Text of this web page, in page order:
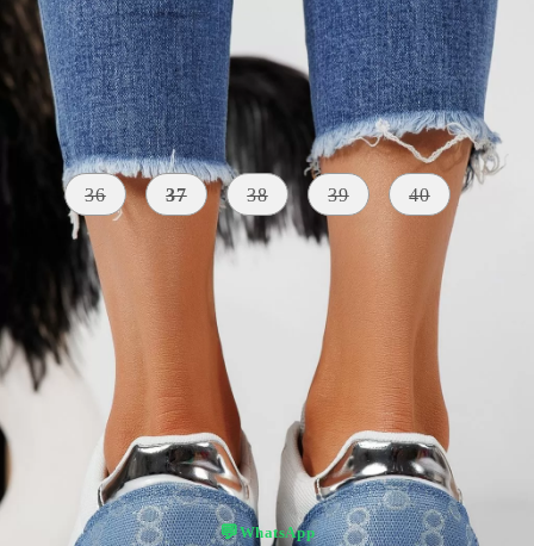
Méret: Méret útmutató
36 37 38 39 40
SZÍN
kék Textil Anyag
A TALP
MAGASSÁGA
4 centiméter
👠 Virtuális próba — nézd meg, hogy áll!
💬WhatsApp